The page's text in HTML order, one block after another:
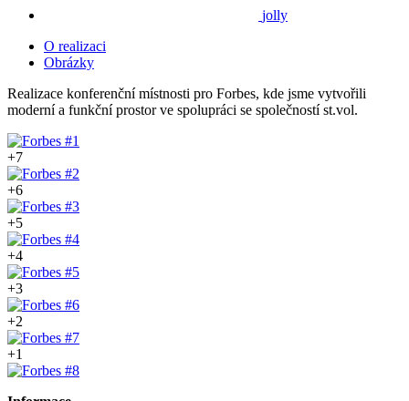
jolly
O realizaci
Obrázky
Realizace konferenční místnosti pro Forbes, kde jsme vytvořili
moderní a funkční prostor ve spolupráci se společností st.vol.
+7
+6
+5
+4
+3
+2
+1